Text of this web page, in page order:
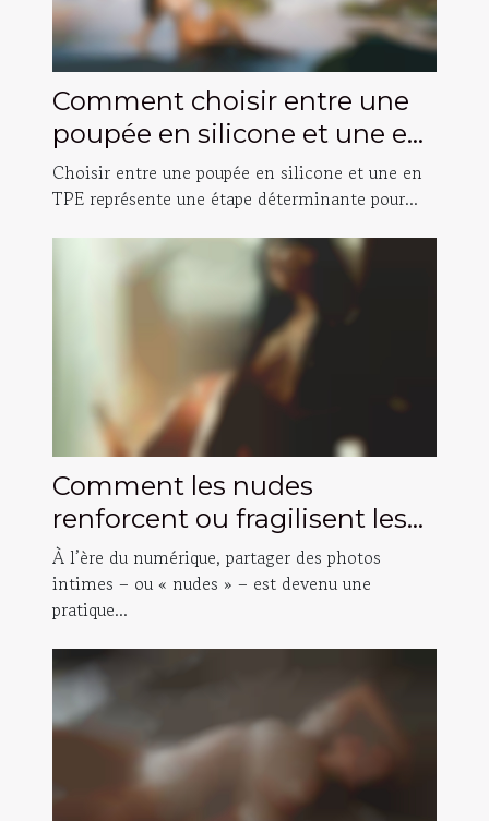
Comment choisir entre une
poupée en silicone et une en
TPE ?
Choisir entre une poupée en silicone et une en
TPE représente une étape déterminante pour...
Comment les nudes
renforcent ou fragilisent les
liens amoureux ?
À l’ère du numérique, partager des photos
intimes – ou « nudes » – est devenu une
pratique...